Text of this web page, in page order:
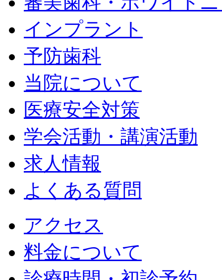
インプラント
予防歯科
当院について
医療安全対策
学会活動・講演活動
求人情報
よくある質問
アクセス
料金について